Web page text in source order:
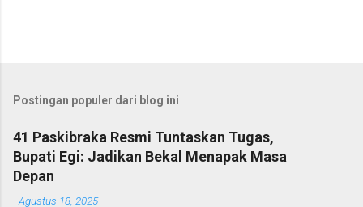
Postingan populer dari blog ini
41 Paskibraka Resmi Tuntaskan Tugas,
Bupati Egi: Jadikan Bekal Menapak Masa
Depan
-Agustus 18, 2025